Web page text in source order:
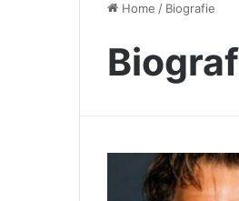
Home / Biografie